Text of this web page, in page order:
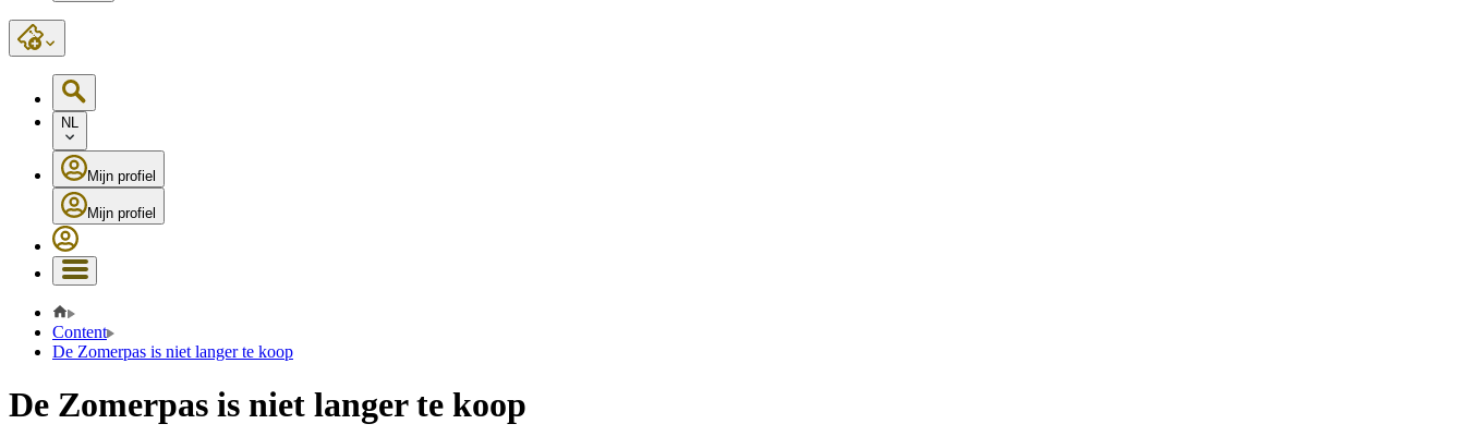
NL
Mijn profiel
Mijn profiel
Content
De Zomerpas is niet langer te koop
De Zomerpas is niet langer te koop